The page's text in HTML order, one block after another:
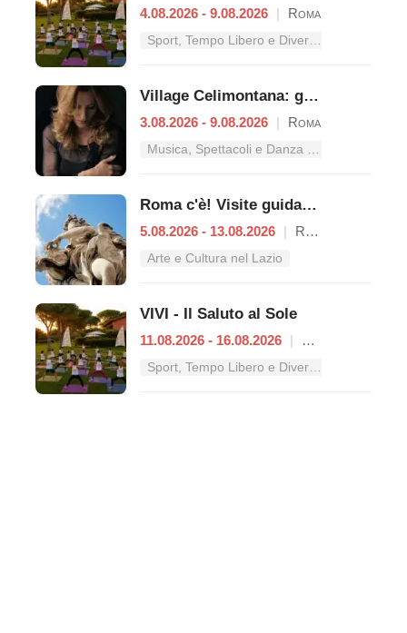
4.08.2026 - 9.08.2026 | Roma
Village Celimontana: gli appuntamenti dal 3 al 9 agosto
3.08.2026 - 9.08.2026 | Roma
Roma c'è! Visite guidate (anche per bambini) dal 5 al 13 agosto 2026
5.08.2026 - 13.08.2026 | Roma
Arte e Cultura nel Lazio
VIVI - Il Saluto al Sole
11.08.2026 - 16.08.2026 |